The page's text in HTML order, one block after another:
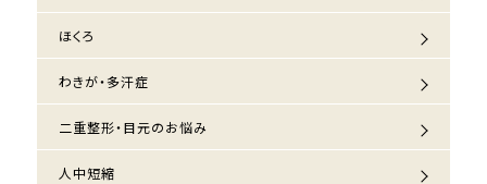
ほくろ
わきが・多汗症
二重整形・目元のお悩み
人中短縮